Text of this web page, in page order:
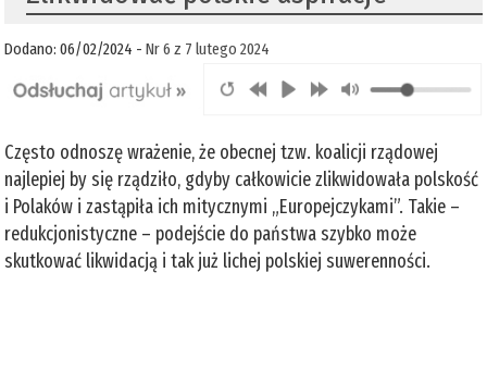
Dodano: 06/02/2024 -Nr 6 z 7 lutego 2024
Często odnoszę wrażenie, że obecnej tzw. koalicji rządowej
najlepiej by się rządziło, gdyby całkowicie zlikwidowała polskość
i Polaków i zastąpiła ich mitycznymi „Europejczykami”. Takie –
redukcjonistyczne – podejście do państwa szybko może
skutkować likwidacją i tak już lichej polskiej suwerenności.